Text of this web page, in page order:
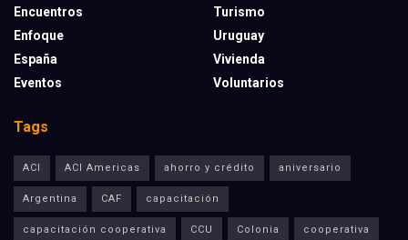
Encuentros
Enfoque
España
Eventos
Turismo
Uruguay
Vivienda
Voluntarios
Tags
ACI ACI Americas ahorro y crédito aniversario
Argentina CAF capacitación
capacitación cooperativa CCU Colonia cooperativa